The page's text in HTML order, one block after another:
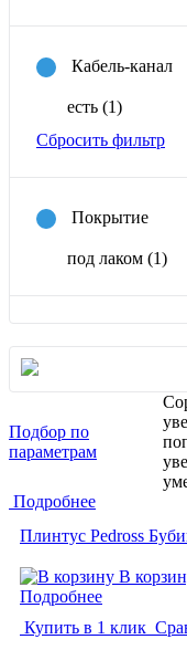
Кабель-канал
есть (1)
Сбросить фильтр
Покрытие
под лаком (1)
Подбор по
параметрам
Подробнее
Плинтус Pedross
В
Подробнее
Купить в 1 клик